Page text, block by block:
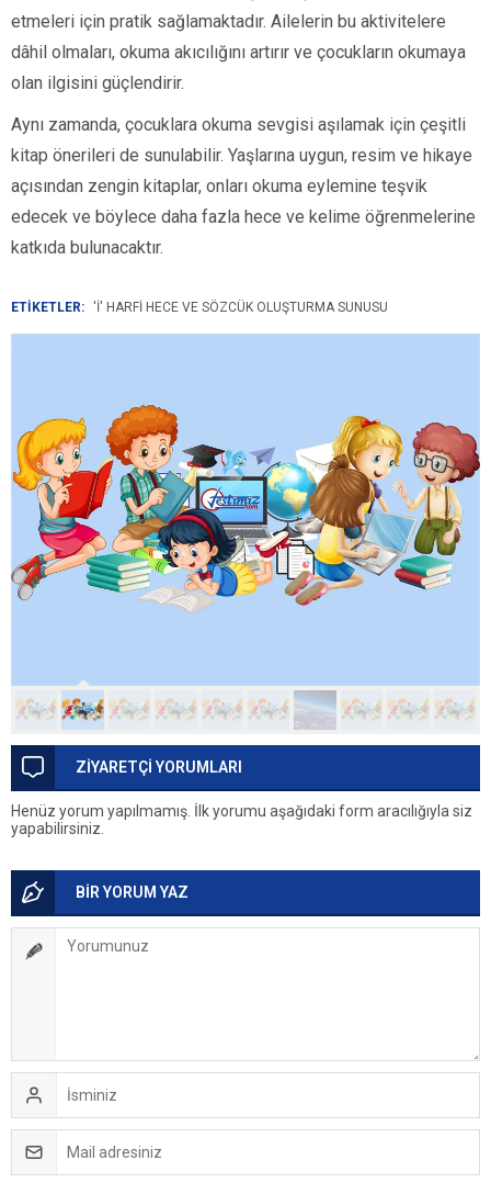
etmeleri için pratik sağlamaktadır. Ailelerin bu aktivitelere
dâhil olmaları, okuma akıcılığını artırır ve çocukların okumaya
olan ilgisini güçlendirir.
Aynı zamanda, çocuklara okuma sevgisi aşılamak için çeşitli
kitap önerileri de sunulabilir. Yaşlarına uygun, resim ve hikaye
açısından zengin kitaplar, onları okuma eylemine teşvik
edecek ve böylece daha fazla hece ve kelime öğrenmelerine
katkıda bulunacaktır.
ETİKETLER: 'İ' HARFI HECE VE SÖZCÜK OLUŞTURMA SUNUSU
ZİYARETÇİ YORUMLARI
Henüz yorum yapılmamış. İlk yorumu aşağıdaki form aracılığıyla siz
yapabilirsiniz.
BİR YORUM YAZ